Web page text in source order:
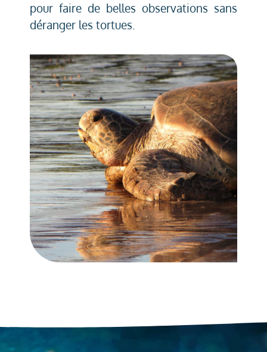
pour faire de belles observations sans
déranger les tortues.